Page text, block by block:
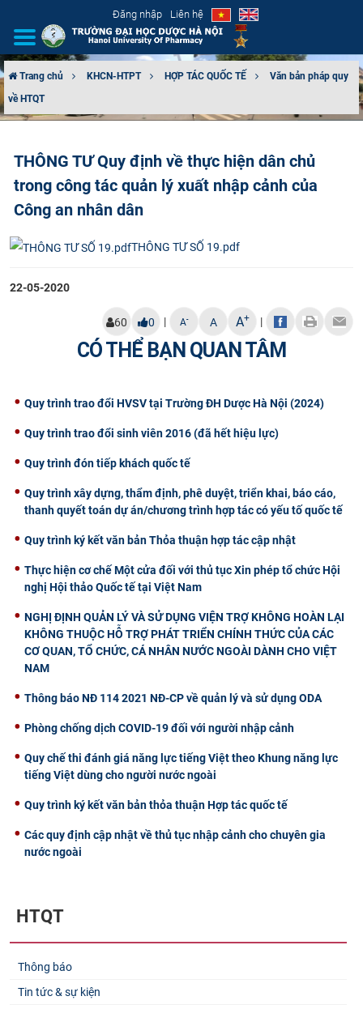
Đăng nhập Liên hệ
GIỚI THIỆU
TUYỂN SINH
Trang chủ KHCN-HTPT HỢP TÁC QUỐC TẾ
Văn bản pháp quy
về HTQT
THÔNG TƯ Quy định về thực hiện dân chủ
trong công tác quản lý xuất nhập cảnh của
Công an nhân dân
THÔNG TƯ SỐ 19.pdf
22-05-2020
60 0 | A- A A+ |
CÓ THỂ BẠN QUAN TÂM
Quy trình trao đổi HVSV tại Trường ĐH Dược Hà Nội (2024)
Quy trình trao đổi sinh viên 2016 (đã hết hiệu lực)
Quy trình đón tiếp khách quốc tế
Quy trình xây dựng, thẩm định, phê duyệt, triển khai, báo cáo,
thanh quyết toán dự án/chương trình hợp tác có yếu tố quốc tế
Quy trình ký kết văn bản Thỏa thuận hợp tác cập nhật
Thực hiện cơ chế Một cửa đối với thủ tục Xin phép tổ chức Hội
nghị Hội thảo Quốc tế tại Việt Nam
NGHỊ ĐỊNH QUẢN LÝ VÀ SỬ DỤNG VIỆN TRỢ KHÔNG HOÀN LẠI
KHÔNG THUỘC HỖ TRỢ PHÁT TRIỂN CHÍNH THỨC CỦA CÁC
CƠ QUAN, TỔ CHỨC, CÁ NHÂN NƯỚC NGOÀI DÀNH CHO VIỆT
NAM
Thông báo NĐ 114 2021 NĐ-CP về quản lý và sử dụng ODA
Phòng chống dịch COVID-19 đối với người nhập cảnh
Quy chế thi đánh giá năng lực tiếng Việt theo Khung năng lực
tiếng Việt dùng cho người nước ngoài
Quy trình ký kết văn bản thỏa thuận Hợp tác quốc tế
Các quy định cập nhật về thủ tục nhập cảnh cho chuyên gia
nước ngoài
HTQT
Thông báo
Tin tức & sự kiện